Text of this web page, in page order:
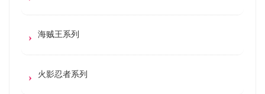
海贼王系列
火影忍者系列